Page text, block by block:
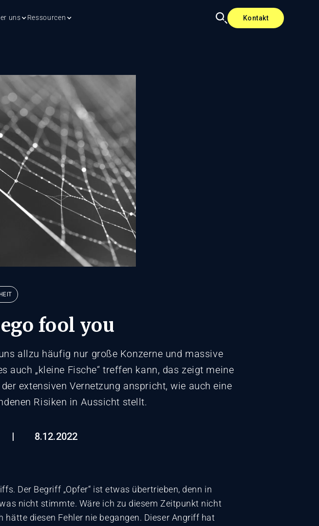
Kontakt
uns Ressourcen
fool you
allzu häufig nur große Konzerne und massive
auch „kleine Fische“ treffen kann, das zeigt meine
extensiven Vernetzung anspricht, wie auch eine
Risiken in Aussicht stellt.
8.12.2022
Der Begriff „Opfer“ ist etwas übertrieben, denn in
nicht stimmte. Wäre ich zu diesem Zeitpunkt nicht
diesen Fehler nie begangen. Dieser Angriff hat